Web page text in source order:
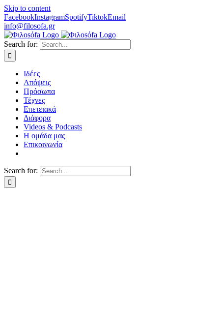
Skip to content
FacebookInstagramSpotifyTiktokEmail
info@filosofa.gr
Search for:
Ιδέες
Απόψεις
Πρόσωπα
Τέχνες
Επετειακά
Διάφορα
Videos & Podcasts
Η ομάδα μας
Επικοινωνία
Search for: